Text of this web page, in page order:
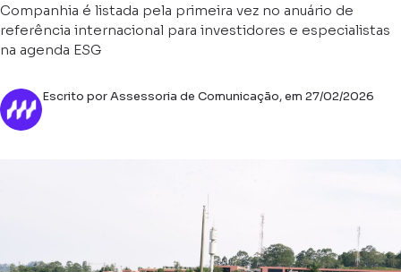
Companhia é listada pela primeira vez no anuário de
referência internacional para investidores e especialistas
na agenda ESG
Escrito por Assessoria de Comunicação, em 27/02/2026